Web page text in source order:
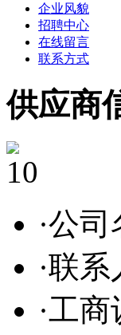
企业风貌
招聘中心
在线留言
联系方式
供应商
10
·公司
·联
·工商